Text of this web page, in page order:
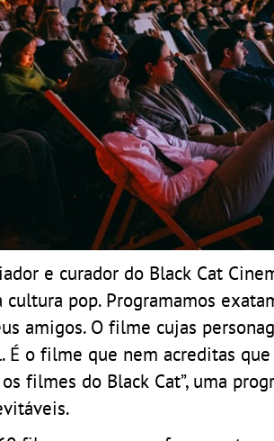
e curador do Black Cat
pop. Programamos
amigos. O filme cujas
É o filme que nem acreditas
filmes do Black Cat”, uma